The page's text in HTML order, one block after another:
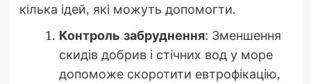
кілька ідей, які можуть допомогти.
Контроль забруднення: Зменшення
скидів добрив і стічних вод у море
допоможе скоротити евтрофікацію,